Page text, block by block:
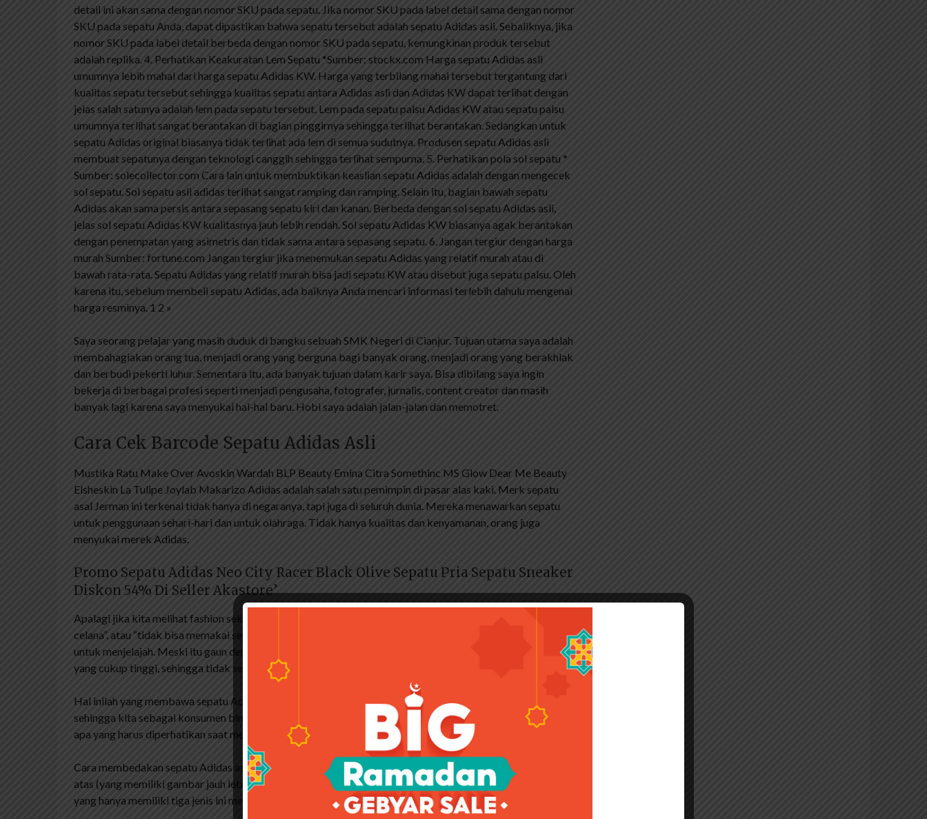
detail ini akan sama dengan nomor SKU pada sepatu. Jika nomor SKU pada label detail sama dengan nomor
SKU pada sepatu Anda, dapat dipastikan bahwa sepatu tersebut adalah sepatu Adidas asli. Sebaliknya, jika
nomor SKU pada label detail berbeda dengan nomor SKU pada sepatu, kemungkinan produk tersebut
adalah replika. 4. Perhatikan Keakuratan Lem Sepatu *Sumber: stockx.com Harga sepatu Adidas asli
umumnya lebih mahal dari harga sepatu Adidas KW. Harga yang terbilang mahal tersebut tergantung dari
kualitas sepatu tersebut sehingga kualitas sepatu antara Adidas asli dan Adidas KW dapat terlihat dengan
jelas salah satunya adalah lem pada sepatu tersebut. Lem pada sepatu palsu Adidas KW atau sepatu palsu
umumnya terlihat sangat berantakan di bagian pinggirnya sehingga terlihat berantakan. Sedangkan untuk
sepatu Adidas original biasanya tidak terlihat ada lem di semua sudutnya. Produsen sepatu Adidas asli
membuat sepatunya dengan teknologi canggih sehingga terlihat sempurna. 5. Perhatikan pola sol sepatu *
Sumber: solecollector.com Cara lain untuk membuktikan keaslian sepatu Adidas adalah dengan mengecek
sol sepatu. Sol sepatu asli adidas terlihat sangat ramping dan ramping. Selain itu, bagian bawah sepatu
Adidas akan sama persis antara sepasang sepatu kiri dan kanan. Berbeda dengan sol sepatu Adidas asli,
jelas sol sepatu Adidas KW kualitasnya jauh lebih rendah. Sol sepatu Adidas KW biasanya agak berantakan
dengan penempatan yang asimetris dan tidak sama antara sepasang sepatu. 6. Jangan tergiur dengan harga
murah Sumber: fortune.com Jangan tergiur jika menemukan sepatu Adidas yang relatif murah atau di
bawah rata-rata. Sepatu Adidas yang relatif murah bisa jadi sepatu KW atau disebut juga sepatu palsu. Oleh
karena itu, sebelum membeli sepatu Adidas, ada baiknya Anda mencari informasi terlebih dahulu mengenai
harga resminya. 1 2 »
Saya seorang pelajar yang masih duduk di bangku sebuah SMK Negeri di Cianjur. Tujuan utama saya adalah
membahagiakan orang tua, menjadi orang yang berguna bagi banyak orang, menjadi orang yang berakhlak
dan berbudi pekerti luhur. Sementara itu, ada banyak tujuan dalam karir saya. Bisa dibilang saya ingin
bekerja di berbagai profesi seperti menjadi pengusaha, fotografer, jurnalis, content creator dan masih
banyak lagi karena saya menyukai hal-hal baru. Hobi saya adalah jalan-jalan dan memotret.
Cara Cek Barcode Sepatu Adidas Asli
Mustika Ratu Make Over Avoskin Wardah BLP Beauty Emina Citra Somethinc MS Glow Dear Me Beauty
Elsheskin La Tulipe Joylab Makarizo Adidas adalah salah satu pemimpin di pasar alas kaki. Merk sepatu
asal Jerman ini terkenal tidak hanya di negaranya, tapi juga di seluruh dunia. Mereka menawarkan sepatu
untuk penggunaan sehari-hari dan untuk olahraga. Tidak hanya kualitas dan kenyamanan, orang juga
menyukai merek Adidas.
Promo Sepatu Adidas Neo City Racer Black Olive Sepatu Pria Sepatu Sneaker
Diskon 54% Di Seller Akastore’
Apalagi jika kita melihat fashion sekarang, tidak ada lagi pembicaraan tentang “sepatu hanya cocok dengan
celana”, atau “tidak bisa memakai sepatu kets untuk jalan-jalan”. Mode hari ini membebaskan semua orang
untuk menjelajah. Meski itu gaun dengan sepatu kets, tidak apa-apa. Namun Adidas memiliki kisaran harga
yang cukup tinggi, sehingga tidak semua orang mampu membelinya.
Hal inilah yang membawa sepatu Adidas KW ke pasaran. Para pemalsu merek juga semakin pintar,
sehingga kita sebagai konsumen bingung mana sepatu Adidas yang asli dan mana yang tiruan. Jadi, cari tahu
apa yang harus diperhatikan saat membeli sepatu Adidas secara offline atau online.
Cara membedakan sepatu Adidas asli, asli atau KW paling mudah adalah dengan melihat logonya. Di bagian
atas (yang memiliki gambar jauh lebih kecil) adalah contoh logo Adidas palsu. Sedangkan logo di bawah
yang hanya memiliki tiga jenis ini merupakan logo resmi Adidas.